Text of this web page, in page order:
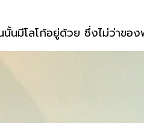
นั้นมีโลโก้อยู่ด้วย ซึ่งไม่ว่าขอ